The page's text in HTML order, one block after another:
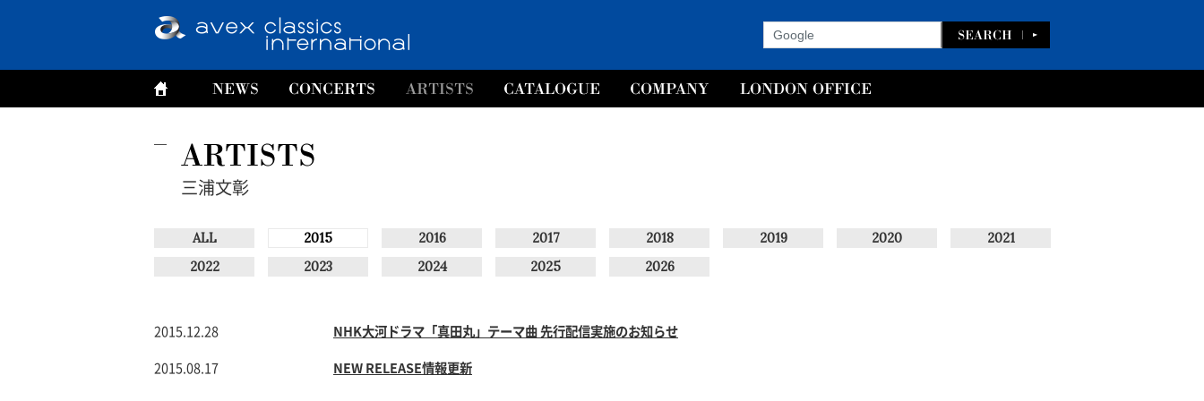
三浦文彰
ALL 2015 2016 2017 2018 2019 2020
2021
2022
2023 2024 2025 2026
2015.12.28 NHK大河ドラマ「真田丸」テーマ曲 先行配信実施のお知らせ
2015.08.17 NEW RELEASE情報更新